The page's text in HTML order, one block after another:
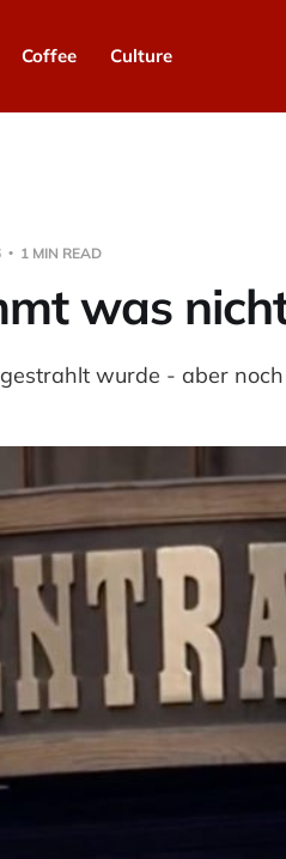
Coffee Culture
1 MIN READ
was
wurde - aber